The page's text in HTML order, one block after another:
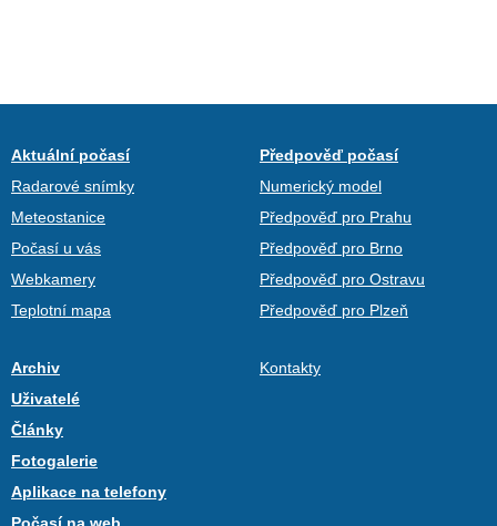
Aktuální počasí
Radarové snímky
Meteostanice
Počasí u vás
Webkamery
Teplotní mapa
Předpověď počasí
Numerický model
Předpověď pro Prahu
Předpověď pro Brno
Předpověď pro Ostravu
Předpověď pro Plzeň
Archiv
Uživatelé
Články
Fotogalerie
Aplikace na telefony
Kontakty